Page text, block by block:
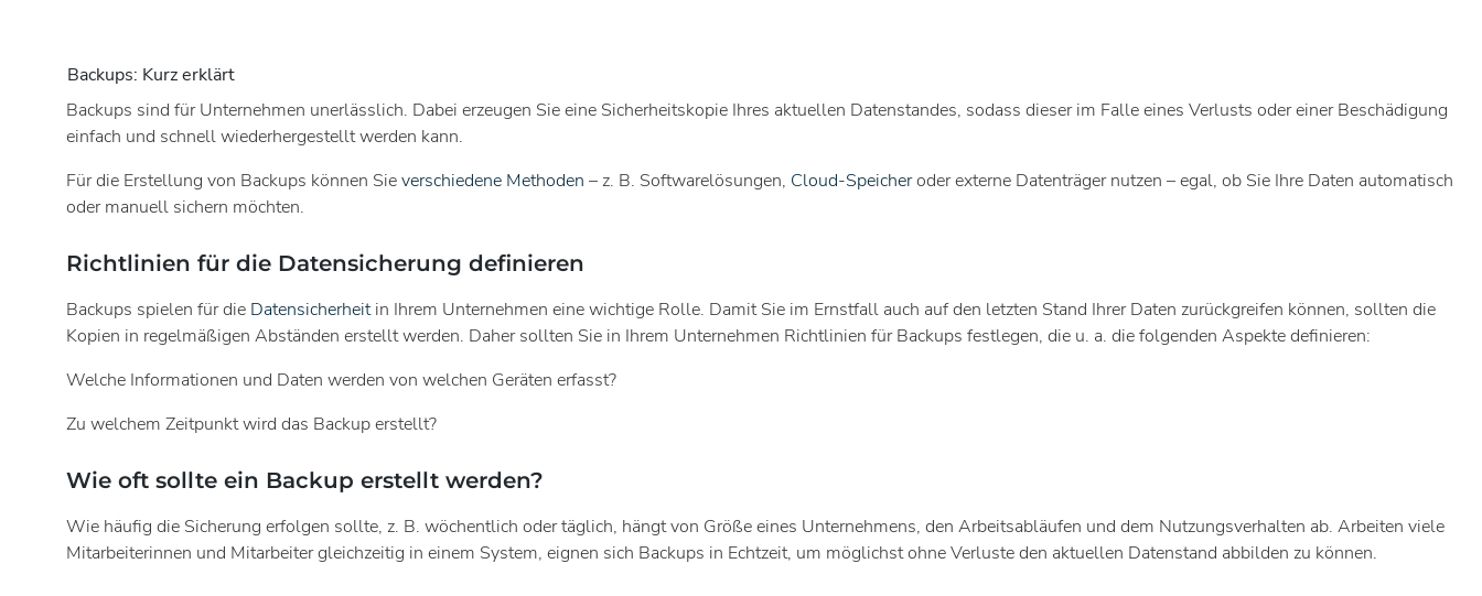
Backups: Kurz erklärt
Backups sind für Unternehmen unerlässlich. Dabei erzeugen Sie eine Sicherheitskopie Ihres aktuellen Datenstandes, sodass dieser im Falle eines Verlusts oder einer Beschädigung
einfach und schnell wiederhergestellt werden kann.
Für die Erstellung von Backups können Sieverschiedene Methoden – z. B. Softwarelösungen, Cloud-Speicheroder externe Datenträger nutzen – egal, ob Sie Ihre Daten automatisch
oder manuell sichern möchten.
Richtlinien für die Datensicherung definieren
Backups spielen für die Datensicherheitin Ihrem Unternehmen eine wichtige Rolle. Damit Sie im Ernstfall auch auf den letzten Stand Ihrer Daten zurückgreifen können, sollten die
Kopien in regelmäßigen Abständen erstellt werden. Daher sollten Sie in Ihrem Unternehmen Richtlinien für Backups festlegen, die u. a. die folgenden Aspekte definieren:
Welche Informationen und Daten werden von welchen Geräten erfasst?
Zu welchem Zeitpunkt wird das Backup erstellt?
Wie oft sollte ein Backup erstellt werden?
Wie häufig die Sicherung erfolgen sollte, z. B. wöchentlich oder täglich, hängt von Größe eines Unternehmens, den Arbeitsabläufen und dem Nutzungsverhalten ab. Arbeiten viele
Mitarbeiterinnen und Mitarbeiter gleichzeitig in einem System, eignen sich Backups in Echtzeit, um möglichst ohne Verluste den aktuellen Datenstand abbilden zu können.